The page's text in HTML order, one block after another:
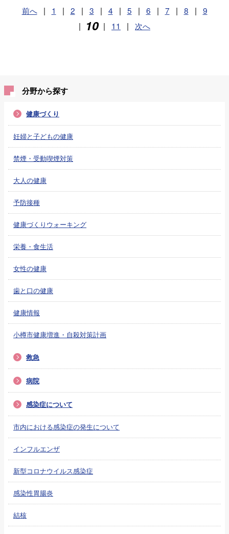
前へ | 1 | 2 | 3 | 4 | 5 | 6 | 7 | 8 | 9
| 10 | 11 | 次へ
分野から探す
健康づくり
妊婦と子どもの健康
禁煙・受動喫煙対策
大人の健康
予防接種
健康づくりウォーキング
栄養・食生活
女性の健康
歯と口の健康
健康情報
小樽市健康増進・自殺対策計画
救急
病院
感染症について
市内における感染症の発生について
インフルエンザ
新型コロナウイルス感染症
感染性胃腸炎
結核